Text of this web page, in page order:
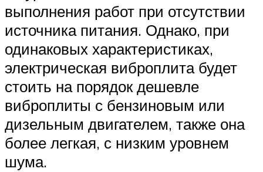
выполнения работ при отсутствии
источника питания. Однако, при
одинаковых характеристиках,
электрическая виброплита будет
стоить на порядок дешевле
виброплиты с бензиновым или
дизельным двигателем, также она
более легкая, с низким уровнем
шума.